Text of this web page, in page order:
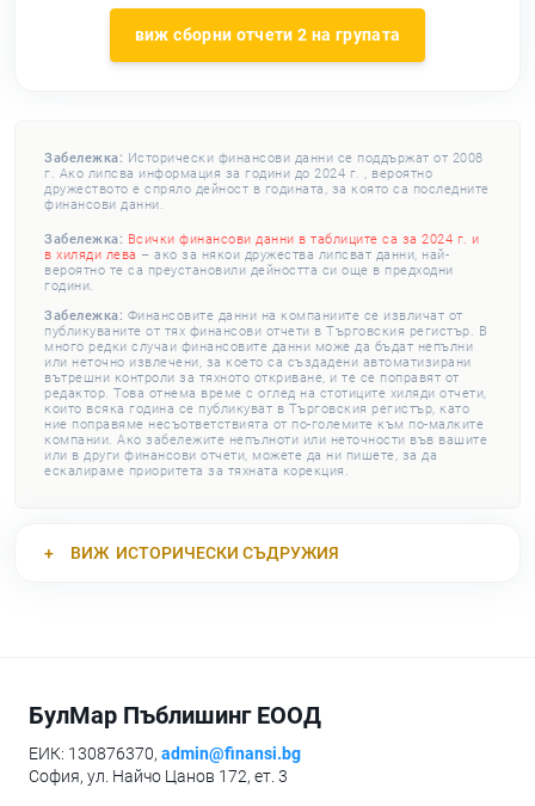
виж сборни отчети 2 на групата
Забележка: Исторически финансови данни се поддържат от 2008
г. Ако липсва информация за години до 2024 г. , вероятно
дружеството е спряло дейност в годината, за която са последните
финансови данни.
Забележка: Всички финансови данни в таблиците са за 2024 г. и
в хиляди лева – ако за някои дружества липсват данни, най-
вероятно те са преустановили дейността си още в предходни
години.
Забележка: Финансовите данни на компаниите се извличат от
публикуваните от тях финансови отчети в Търговския регистър. В
много редки случаи финансовите данни може да бъдат непълни
или неточно извлечени, за което са създадени автоматизирани
вътрешни контроли за тяхното откриване, и те се поправят от
редактор. Това отнема време с оглед на стотиците хиляди отчети,
които всяка година се публикуват в Търговския регистър, като
ние поправяме несъответствията от по-големите към по-малките
компании. Ако забележите непълноти или неточности във вашите
или в други финансови отчети, можете да ни пишете, за да
ескалираме приоритета за тяхната корекция.
ВИЖ ИСТОРИЧЕСКИ СЪДРУЖИЯ
БулМар Пъблишинг ЕООД
ЕИК: 130876370, admin@finansi.bg
София, ул. Найчо Цанов 172, ет. 3